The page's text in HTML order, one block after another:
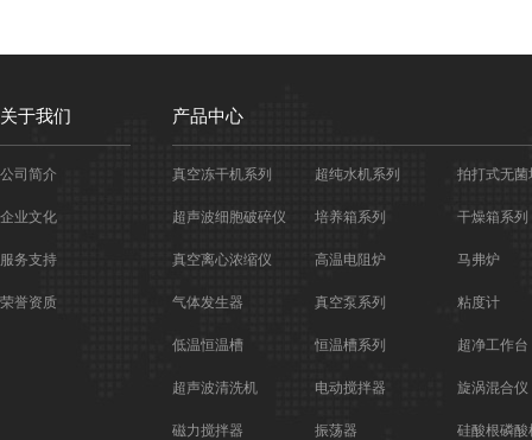
关于我们
公司简介
企业文化
服务支持
荣誉资质
产品中心
真空冻干机系列 超纯水机系列 拍打式无菌
超声波细胞破碎仪 培养箱系列 干燥箱系列
真空离心浓缩仪 高温电阻炉 马弗炉
气体发生器 真空泵系列 粘度计
低温恒温槽 恒温槽系列 超净工作台
超声波清洗机 电动搅拌器 旋涡混合仪
磁力搅拌器 振荡器 硅酸根磷酸